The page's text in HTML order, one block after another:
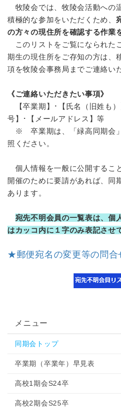
牧陵会では、牧陵会活動への
積極的な参加をいただくため、
の方々の現住所を確認する作業
このリストをご覧になられた
期生の現住所をご存知の方は、
項を牧陵会事務局までご連絡い
《ご連絡いただきたい事項》
【卒業期】･【氏名（旧姓も
号】･【メールアドレス】等
※ 卒業期は、「緑高同期会
照ください。
個人情報を一般に公開するこ
開催のために要請があれば、同
あります。
宛先不明会員の一覧表は、個
はカッコ内に１字のみ表記させ
★郵便宛名の変更等の問
メニュー
同期会トップ
卒業期（卒業年）早見表
高校1期会S24卒
高校2期会S25卒